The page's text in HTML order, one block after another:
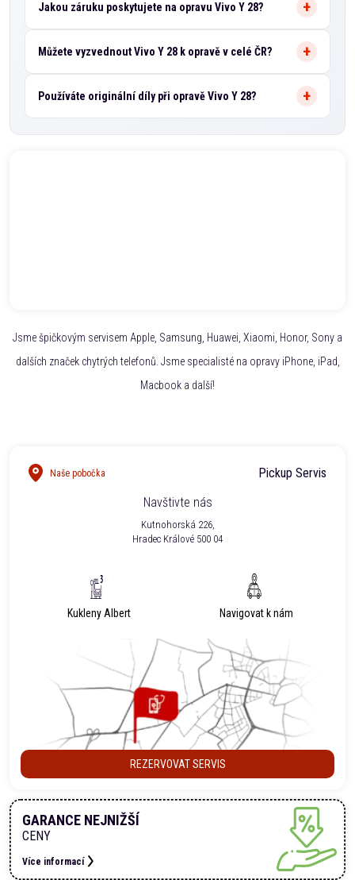
Jakou záruku poskytujete na opravu Vivo Y 28?
Můžete vyzvednout Vivo Y 28 k opravě v celé ČR?
Používáte originální díly při opravě Vivo Y 28?
Jsme špičkovým servisem Apple, Samsung, Huawei, Xiaomi, Honor, Sony a
dalších značek chytrých telefonů. Jsme specialisté na opravy iPhone, iPad,
Macbook a další!
Naše pobočka
Pickup Servis
Navštivte nás
Kutnohorská 226,
Hradec Králové 500 04
Kukleny Albert Navigovat k nám
REZERVOVAT SERVIS
GARANCE NEJNIŽŠÍ
CENY
Více informací